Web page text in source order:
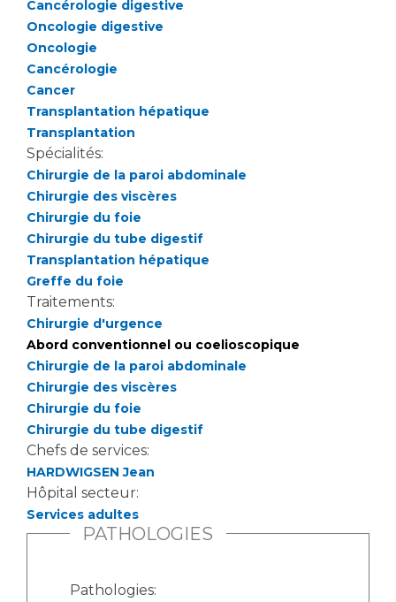
Sécurité
Les recherches en santé à l’AP-HM
Lieu de santé sans tabac
Cancérologie digestive
Oncologie digestive
Oncologie
Cancérologie
Cancer
Transplantation hépatique
Transplantation
Spécialités:
Chirurgie de la paroi abdominale
Chirurgie des viscères
Chirurgie du foie
Chirurgie du tube digestif
Transplantation hépatique
Greffe du foie
Traitements:
Chirurgie d'urgence
Abord conventionnel ou coelioscopique
Chirurgie de la paroi abdominale
Chirurgie des viscères
Chirurgie du foie
Chirurgie du tube digestif
Chefs de services:
HARDWIGSEN Jean
Hôpital secteur:
Services adultes
PATHOLOGIES
Pathologies: